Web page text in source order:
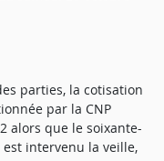
parties, la cotisation
par la CNP
alors que le soixante-
intervenu la veille,